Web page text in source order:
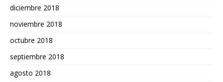
diciembre 2018
noviembre 2018
octubre 2018
septiembre 2018
agosto 2018